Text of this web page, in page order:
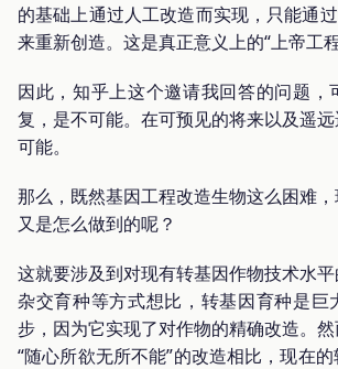
的基础上通过人工改造而实现，只能通
来重新创造。这是真正意义上的“上帝工程
因此，知乎上这个邀请我回答的问题，
复，是不可能。在可预见的将来以及遥
可能。
那么，既然基因工程改造生物这么困难
又是怎么做到的呢？
这就要涉及到对现有转基因作物技术水
杂交育种等方式想比，转基因育种是巨
步，因为它实现了对作物的精确改造。
“随心所欲无所不能”的改造相比，现在